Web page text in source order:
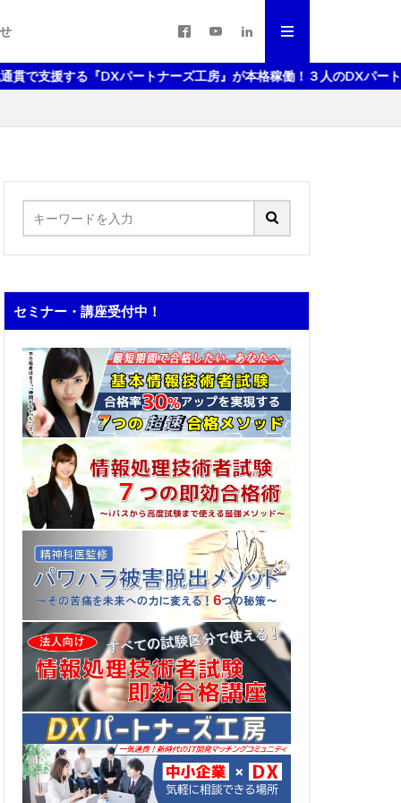
援する『DXパートナーズ工房』が本格稼働！３人のDXパートナー
セミナー・講座受付中！